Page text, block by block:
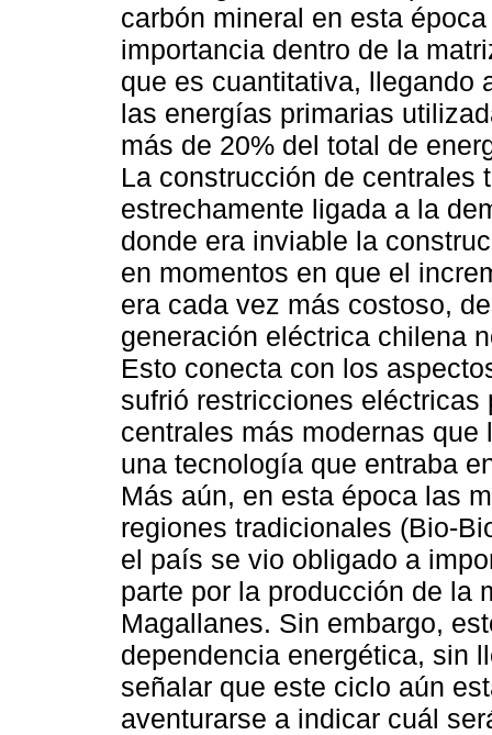
carbón mineral en esta
importancia dentro de la
que es cuantitativa, llegando
las energías primarias
más de 20% del total de
La construcción de centrales
estrechamente ligada a la
donde era inviable la
en momentos en que el
era cada vez más costoso,
generación eléctrica chilena
Esto conecta con los
sufrió restricciones
centrales más modernas
una tecnología que entraba
Más aún, en esta época las
regiones tradicionales (Bio-
el país se vio obligado a
parte por la producción de la
Magallanes. Sin embargo,
dependencia energética, sin
señalar que este ciclo aún
aventurarse a indicar cuál